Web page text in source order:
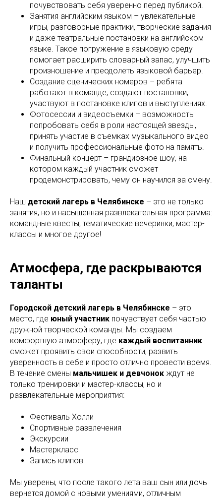
почувствовать себя уверенно перед публикой.
Занятия английским языком – увлекательные
игры, разговорные практики, творческие задания
и даже театральные постановки на английском
языке. Такое погружение в языковую среду
помогает расширить словарный запас, улучшить
произношение и преодолеть языковой барьер.
Создание сценических номеров – ребята
работают в команде, создают постановки,
участвуют в постановке клипов и выступлениях.
Фотосессии и видеосъемки – возможность
попробовать себя в роли настоящей звезды,
принять участие в съемках музыкального видео
и получить профессиональные фото на память.
Финальный концерт – грандиозное шоу, на
котором каждый участник сможет
продемонстрировать, чему он научился за смену.
Наш детский лагерь в Челябинске – это не только
занятия, но и насыщенная развлекательная программа:
командные квесты, тематические вечеринки, мастер-
классы и многое другое!
Атмосфера, где раскрываются
таланты
Городской детский лагерь в Челябинске – это
место, где юный участник почувствует себя частью
дружной творческой команды. Мы создаем
комфортную атмосферу, где каждый воспитанник
сможет проявить свои способности, развить
уверенность в себе и просто отлично провести время.
В течение смены мальчишек и девчонок ждут не
только тренировки и мастер-классы, но и
развлекательные мероприятия:
Фестиваль Холли
Спортивные развлечения
Экскурсии
Мастеркласс
Запись клипов
Мы уверены, что после такого лета ваш сын или дочь
вернется домой с новыми умениями, отличным